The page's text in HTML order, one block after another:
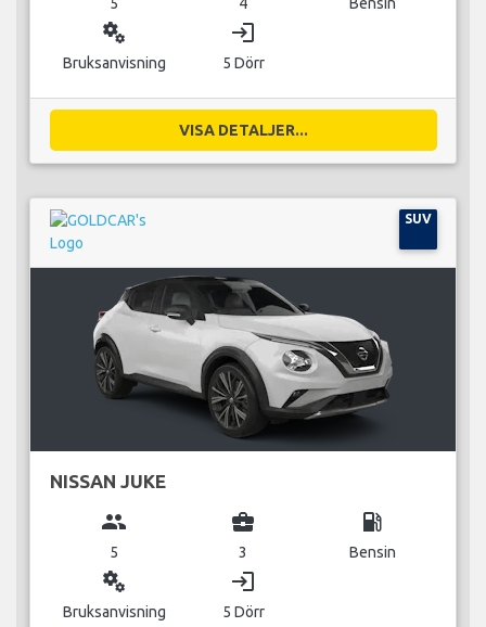
5 4 Bensin
miscellaneous_services
Bruksanvisning
login
5 Dörr
VISA DETALJER...
SUV
NISSAN JUKE
group
5
business_center
3
local_gas_station
Bensin
miscellaneous_services
Bruksanvisning
login
5 Dörr